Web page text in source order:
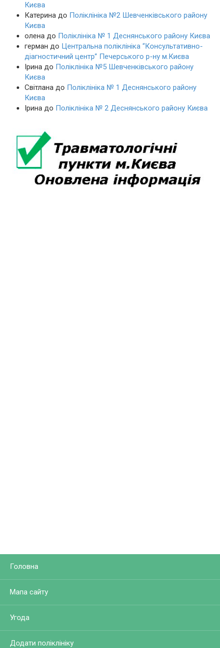
Києва
Катерина до Поліклініка №2 Шевченківського району
Києва
олена до Поліклініка № 1 Деснянського району Києва
герман до Центральна поліклініка “Консультативно-
діагностичний центр” Печерського р-ну м.Києва
Ірина до Поліклініка №5 Шевченківського району
Києва
Світлана до Поліклініка № 1 Деснянського району
Києва
Ірина до Поліклініка № 2 Деснянського району Києва
Головна
Мапа сайту
Угода
Додати поліклініку